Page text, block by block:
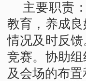
主要职责
教育，养成
情况及时反
竞赛。协助
及会场的布